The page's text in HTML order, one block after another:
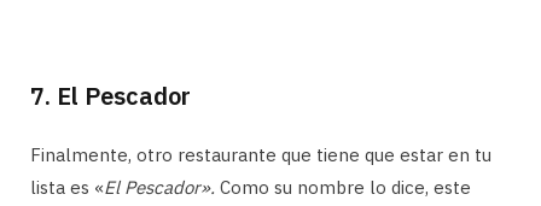
7. El Pescador
Finalmente, otro restaurante que tiene que estar en tu
lista es «El Pescador». Como su nombre lo dice, este